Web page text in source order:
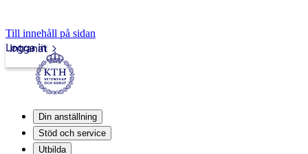
Till innehåll på sidan
Intranät
Logga in
Din anställning
Stöd och service
Utbilda